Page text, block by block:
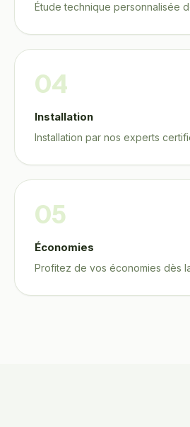
Étude technique personnalisée
04
Installation
Installation par nos experts
05
Économies
Profitez de vos économies dès